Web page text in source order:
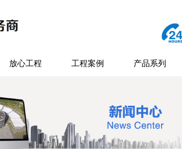
放心工程 工程案例 产品系列